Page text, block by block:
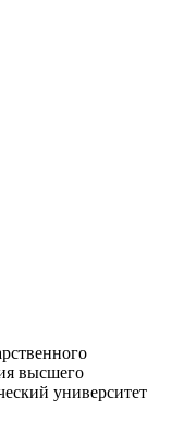
высшего
университет